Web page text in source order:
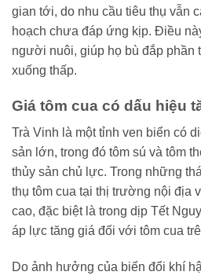
gian tới, do nhu cầu tiêu thụ vẫn
hoạch chưa đáp ứng kịp. Điều
người nuôi, giúp họ bù đắp phần
xuống thấp.
Giá tôm cua có dấu hiệu
Trà Vinh là một tỉnh ven biển có
sản lớn, trong đó tôm sú và tôm
thủy sản chủ lực. Trong những
thụ tôm cua tại thị trường nội địa
cao, đặc biệt là trong dịp Tết
áp lực tăng giá đối với tôm cua
Do ảnh hưởng của biến đổi khí